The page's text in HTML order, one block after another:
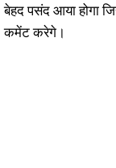
बेहद पसंद आया होगा
कमेंट करेगे।